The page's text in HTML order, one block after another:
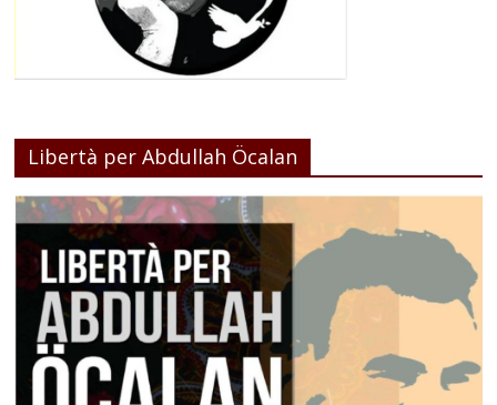
Libertà per Abdullah Öcalan